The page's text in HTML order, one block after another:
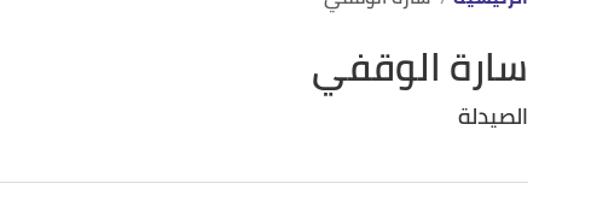
سارة الوقفي
الصيدلة